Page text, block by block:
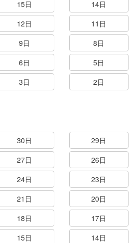
15日
14日
12日
11日
9日
8日
6日
5日
3日
2日
30日
29日
27日
26日
24日
23日
21日
20日
18日
17日
15日
14日